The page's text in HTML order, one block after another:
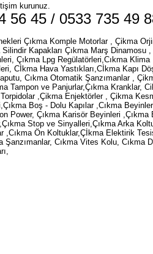
kurunuz.
56 45 / 0533 735 49
ÇıkmaKomple Motorlar , Çikma
Kapakları Çıkma Marş Dinamosu
Çıkma Lpg Regülatörleri,Cıkma Klima
Cİkma Hava Yastıkları,Cİkma Kapı
Cıkma Otomatik Şanzımanlar ,
Tampon ve Panjurlar,Çıkma Kranklar,
,Çikma Enjektörler , Çikma
Boş - Dolu Kapılar ,Cıkma
Power, Çıkma Karisör Beyinleri ,Çıkma
Stop ve Sinyalleri,Çıkma Arka
,Cıkma Ön Koltuklar,Çİkma Elektirik
Cıkma Vites Kolu, Cıkma